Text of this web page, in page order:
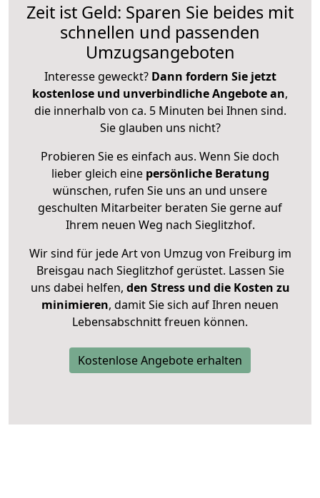
Zeit ist Geld: Sparen Sie beides mit
schnellen und passenden
Umzugsangeboten
Interesse geweckt? Dann fordern Sie jetzt
kostenlose und unverbindliche Angebote an,
die innerhalb von ca. 5 Minuten bei Ihnen sind.
Sie glauben uns nicht?
Probieren Sie es einfach aus. Wenn Sie doch
lieber gleich eine persönliche Beratung
wünschen, rufen Sie uns an und unsere
geschulten Mitarbeiter beraten Sie gerne auf
Ihrem neuen Weg nach Sieglitzhof.
Wir sind für jede Art von Umzug von Freiburg im
Breisgau nach Sieglitzhof gerüstet. Lassen Sie
uns dabei helfen, den Stress und die Kosten zu
minimieren, damit Sie sich auf Ihren neuen
Lebensabschnitt freuen können.
Kostenlose Angebote erhalten